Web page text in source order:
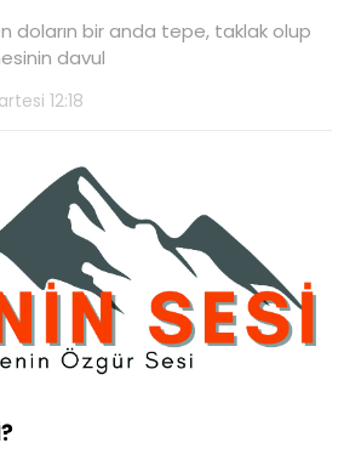
doların bir anda tepe, taklak olup
davul
12:18